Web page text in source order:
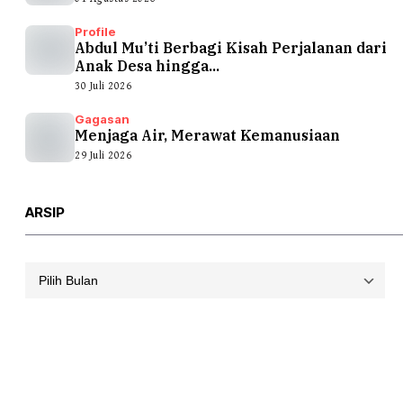
Profile
Abdul Mu’ti Berbagi Kisah Perjalanan dari
Anak Desa hingga...
30 Juli 2026
Gagasan
Menjaga Air, Merawat Kemanusiaan
29 Juli 2026
ARSIP